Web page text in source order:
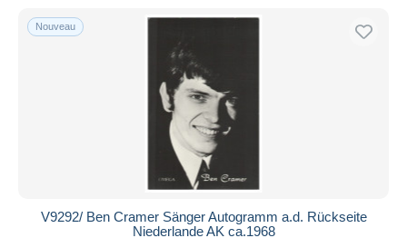
Nouveau
V9292/ Ben Cramer Sänger Autogramm a.d. Rückseite
Niederlande AK ca.1968